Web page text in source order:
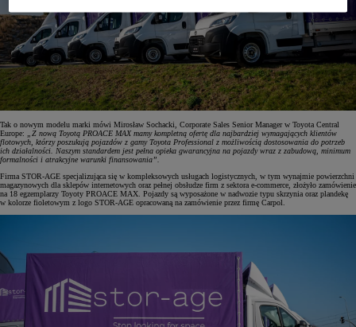
Tak o nowym modelu marki mówi Mirosław Sochacki, Corporate Sales Senior Manager w Toyota Central
Europe:
„Z nową Toyotą PROACE MAX mamy kompletną ofertę dla najbardziej wymagających klientów
flotowych, którzy poszukują pojazdów z gamy Toyota Professional z możliwością dostosowania do potrzeb
ich działalności. Naszym standardem jest pełna opieka gwarancyjna na pojazdy wraz z zabudową, minimum
formalności i atrakcyjne warunki finansowania”.
Firma STOR-AGE specjalizująca się w kompleksowych usługach logistycznych, w tym wynajmie powierzchni
magazynowych dla sklepów internetowych oraz pełnej obsłudze firm z sektora e-commerce, złożyło zamówienie
na 18 egzemplarzy Toyoty PROACE MAX. Pojazdy są wyposażone w nadwozie typu skrzynia oraz plandekę
w kolorze fioletowym z logo STOR-AGE opracowaną na zamówienie przez firmę Carpol.